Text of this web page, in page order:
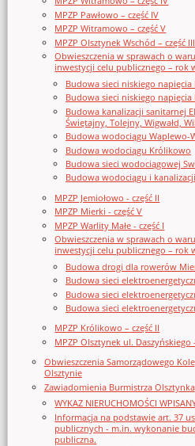
MPZP Pawłowo – część IV
MPZP Witramowo – część V
MPZP Olsztynek Wschód – część III
Obwieszczenia w sprawach o
inwestycji celu publicznego – rok
Budowa sieci niskiego napięcia
Budowa sieci niskiego napięcia
Budowa kanalizacji sanitarnej
Świętajny, Tolejny, Wigwałd,
Budowa wodociągu Waplewo-
Budowa wodociągu Królikowo
Budowa sieci wodociągowej
Budowa wodociągu i
MPZP Jemiołowo - część II
MPZP Mierki - część V
MPZP Warlity Małe - część I
Obwieszczenia w sprawach o
inwestycji celu publicznego – rok
Budowa drogi dla rowerów
Budowa sieci
Budowa sieci
Budowa sieci
MPZP Królikowo – część II
MPZP Olsztynek ul. Daszyńskiego
Obwieszczenia Samorządowego
Olsztynie
Zawiadomienia Burmistrza Olsztynka
WYKAZ NIERUCHOMOŚCI
Informacja na podstawie art. 37
publicznych - m.in. wykonanie
publiczna.